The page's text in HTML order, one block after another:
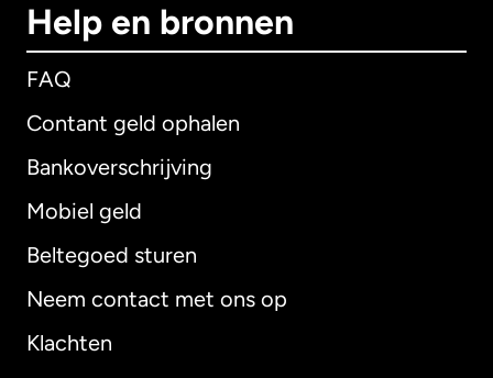
Help en bronnen
FAQ
Contant geld ophalen
Bankoverschrijving
Mobiel geld
Beltegoed sturen
Neem contact met ons op
Klachten